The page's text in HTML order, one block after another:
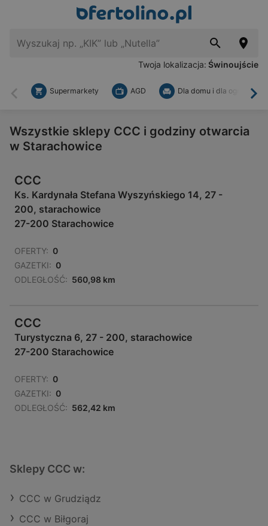
Twoja lokalizacja: Świnoujście
Wstecz
Supermarkety AGD Dla domu i dla ogrodu
Wszystkie sklepy CCC i godziny otwarcia
w Starachowice
CCC
Ks. Kardynała Stefana Wyszyńskiego 14, 27 -
200, starachowice
27-200 Starachowice
OFERTY: 0
GAZETKI: 0
ODLEGŁOŚĆ: 560,98 km
CCC
Turystyczna 6, 27 - 200, starachowice
27-200 Starachowice
OFERTY: 0
GAZETKI: 0
ODLEGŁOŚĆ: 562,42 km
Sklepy CCC w:
CCC w Grudziądz
CCC w Biłgoraj